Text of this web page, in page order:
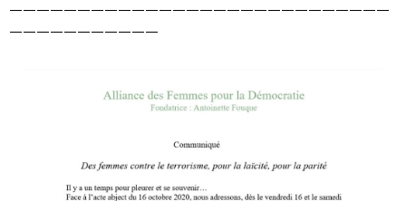
————————————————————————————
———————————